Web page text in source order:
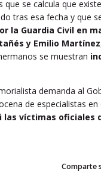
que se calcula que
tras esa fecha y que
la Guardia Civil en
y Emilio Martínez
se muestran
demanda al
de especialistas
las víctimas oficiales
Comparte